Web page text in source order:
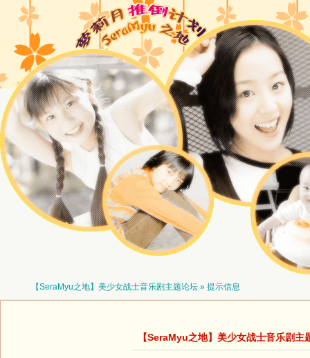
【SeraMyu之地】美少女战士音乐剧主题论坛 » 提示信息
【SeraMyu之地】美少女战士音乐剧主